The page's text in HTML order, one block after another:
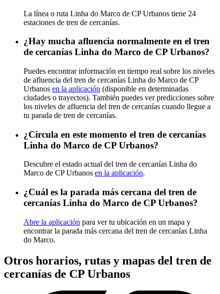
La línea o ruta Linha do Marco de CP Urbanos tiene 24
estaciones de tren de cercanías.
¿Hay mucha afluencia normalmente en el tren
de cercanías Linha do Marco de CP Urbanos?
Puedes encontrar información en tiempo real sobre los niveles
de afluencia del tren de cercanías Linha do Marco de CP
Urbanos en la aplicación (disponible en determinadas
ciudades o trayectos). También puedes ver predicciones sobre
los niveles de afluencia del tren de cercanías cuando llegue a
tu parada de tren de cercanías.
¿Circula en este momento el tren de cercanías
Linha do Marco de CP Urbanos?
Descubre el estado actual del tren de cercanías Linha do
Marco de CP Urbanos en la aplicación.
¿Cuál es la parada más cercana del tren de
cercanías Linha do Marco de CP Urbanos?
Abre la aplicación para ver tu ubicación en un mapa y
encontrar la parada más cercana del tren de cercanías Linha
do Marco.
Otros horarios, rutas y mapas del tren de
cercanías de CP Urbanos